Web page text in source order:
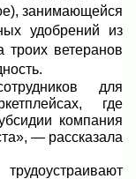
занимающейся
удобрений из
троих ветеранов
для
где
компания
— рассказала